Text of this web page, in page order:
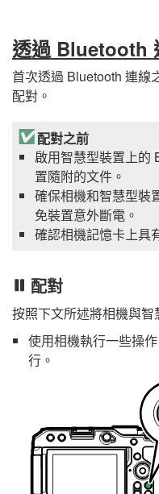
透過 Bluetooth
首次透過 Bluetooth 連線
配對。
配對之前
啟用智慧型裝置上的
置隨附的文件。
確保相機和智慧型裝
免裝置意外斷電。
確認相機記憶卡上具
配對
按照下文所述將相機與智
使用相機執行一些操
行。